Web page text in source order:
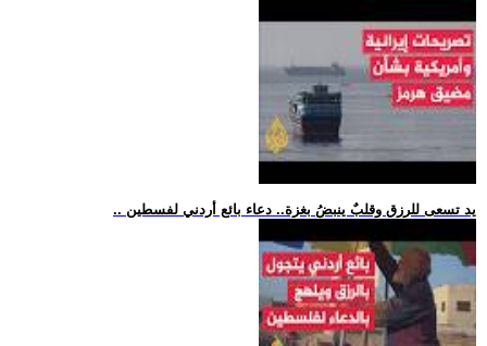
.. يد تسعى للرزق وقلبٌ ينبضُ بغزة.. دعاء بائع أردني لفسطين